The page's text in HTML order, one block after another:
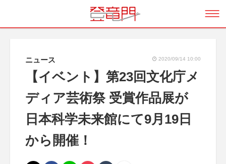
ニュース 2020/09/14 10:00
【イベント】第23回文化庁メ
ディア芸術祭 受賞作品展が
日本科学未来館にて9月19日
から開催！